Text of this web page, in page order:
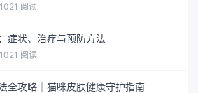
阅读
症状、治疗与预防方法
阅读
全攻略｜猫咪皮肤健康守护指南